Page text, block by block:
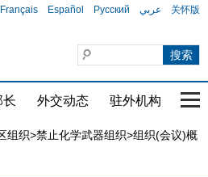
Français Español Русский عربي 关怀版
长 外交动态 驻外机构 国
组织>禁止化学武器组织>组织(会议)概